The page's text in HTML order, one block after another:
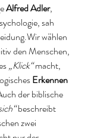
Alfred Adler,
sah
wählen
den Menschen,
„Klick“ macht,
Erkennen
der biblische
beschreibt
zwei